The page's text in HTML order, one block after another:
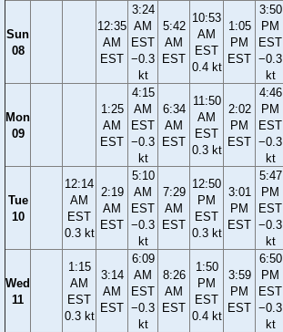
Sun
08
12:35
AM
EST
3:24
AM
EST
−0.3
kt
5:42
AM
EST
10:53
AM
EST
0.4 kt
1:05
PM
EST
3:50
PM
EST
−0.3
kt
Mon
09
1:25
AM
EST
4:15
AM
EST
−0.3
kt
6:34
AM
EST
11:50
AM
EST
0.3 kt
2:02
PM
EST
4:46
PM
EST
−0.3
kt
Tue
10
12:14
AM
EST
0.3 kt
2:19
AM
EST
5:10
AM
EST
−0.3
kt
7:29
AM
EST
12:50
PM
EST
0.3 kt
3:01
PM
EST
5:47
PM
EST
−0.3
kt
Wed
11
1:15
AM
EST
0.3 kt
3:14
AM
EST
6:09
AM
EST
−0.3
kt
8:26
AM
EST
1:50
PM
EST
0.4 kt
3:59
PM
EST
6:50
PM
EST
−0.3
kt